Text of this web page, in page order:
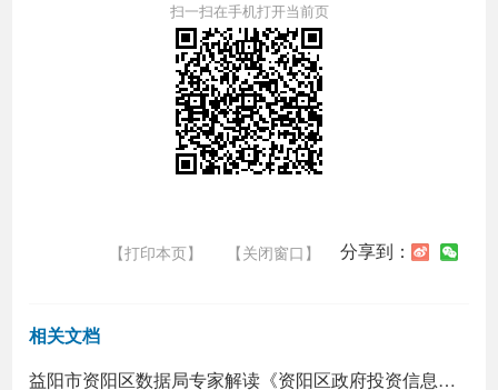
扫一扫在手机打开当前页
【打印本页】 【关闭窗口】 分享到：
相关文档
益阳市资阳区数据局专家解读《资阳区政府投资信息化建设项目管理办法》